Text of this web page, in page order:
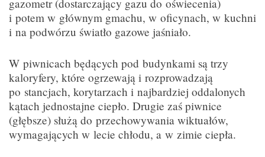
gazometr (dostarczający gazu do oświecenia)
i potem w głównym gmachu, w oficynach, w kuchni
i na podwórzu światło gazowe jaśniało.
W piwnicach będących pod budynkami są trzy
kaloryfery, które ogrzewają i rozprowadzają
po stancjach, korytarzach i najbardziej oddalonych
kątach jednostajne ciepło. Drugie zaś piwnice
(głębsze) służą do przechowywania wiktuałów,
wymagających w lecie chłodu, a w zimie ciepła.